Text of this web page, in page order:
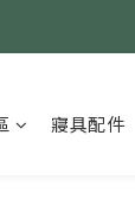
寢具配件